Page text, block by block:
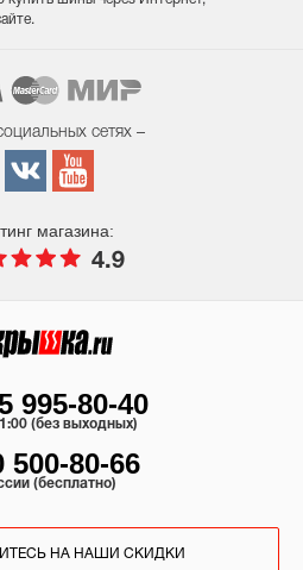
сетях –
магазина:
4.9
995-80-40
(без выходных)
500-80-66
(бесплатно)
НА НАШИ СКИДКИ